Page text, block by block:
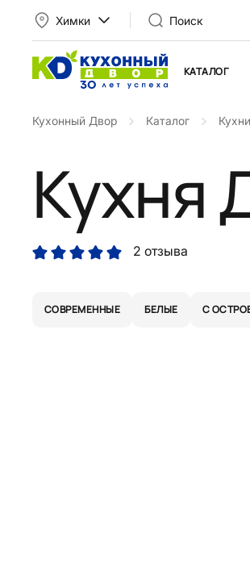
Химки Поиск
КАТАЛОГ
Кухонный Двор Каталог Кухни
Кухня
2 отзыва
СОВРЕМЕННЫЕ БЕЛЫЕ С